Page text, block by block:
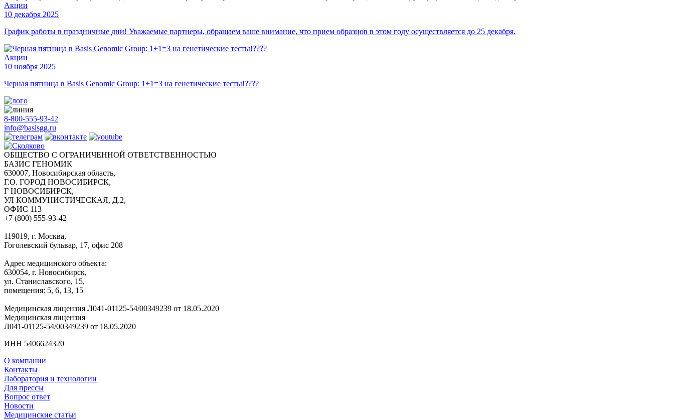
Акции
10 декабря 2025
График работы в праздничные дни! Уважаемые партнеры, обращаем ваше внимание, что прием образцов в этом году осуществляется до 25 декабря.
Акции
10 ноября 2025
Черная пятница в Basis Genomic Group: 1+1=3 на генетические тесты!????
8-800-555-93-42
info@basisgg.ru
ОБЩЕСТВО С ОГРАНИЧЕННОЙ ОТВЕТСТВЕННОСТЬЮ
БАЗИС ГЕНОМИК
630007, Новосибирская область,
Г.О. ГОРОД НОВОСИБИРСК,
Г НОВОСИБИРСК,
УЛ КОММУНИСТИЧЕСКАЯ, Д.2,
ОФИС 113
+7 (800) 555-93-42
119019, г. Москва,
Гоголевский бульвар, 17, офис 208
Адрес медицинского объекта:
630054, г. Новосибирск,
ул. Станиславского, 15,
помещения: 5, 6, 13, 15
Медицинская лицензия Л041-01125-54/00349239 от 18.05.2020
Медицинская лицензия
Л041-01125-54/00349239 от 18.05.2020
ИНН 5406624320
О компании
Контакты
Лаборатория и технологии
Для прессы
Вопрос ответ
Новости
Медицинские статьи